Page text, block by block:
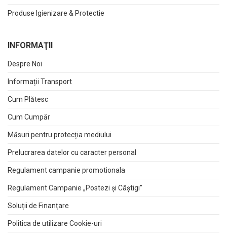
Produse Igienizare & Protectie
INFORMAŢII
Despre Noi
Informații Transport
Cum Plătesc
Cum Cumpăr
Măsuri pentru protecția mediului
Prelucrarea datelor cu caracter personal
Regulament campanie promotionala
Regulament Campanie „Postezi și Câștigi"
Soluții de Finanțare
Politica de utilizare Cookie-uri